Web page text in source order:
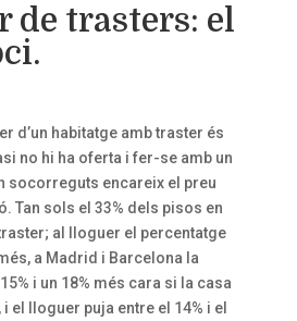
de trasters: el
d’un habitatge amb traster és
no hi ha oferta i fer-se amb un
socorreguts encareix el preu
Tan sols el 33% dels pisos en
al lloguer el percentatge
a Madrid i Barcelona la
i un 18% més cara si la casa
el lloguer puja entre el 14% i el